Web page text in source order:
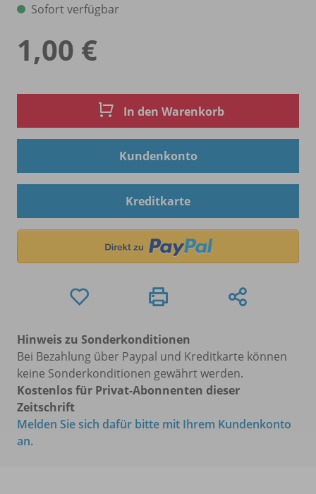
Sofort verfügbar
1,00 €
In den Warenkorb
Kundenkonto
Kreditkarte
Hinweis zu Sonderkonditionen
Bei Bezahlung über Paypal und Kreditkarte können
keine Sonderkonditionen gewährt werden.
Kostenlos für Privat-Abonnenten dieser
Zeitschrift
Melden Sie sich dafür bitte mit Ihrem Kundenkonto
an.